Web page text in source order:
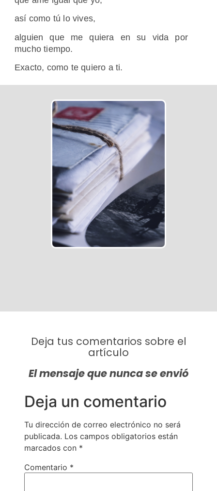
así como tú lo vives,
alguien que me quiera en su vida por
mucho tiempo.
Exacto, como te quiero a ti.
Deja tus comentarios sobre el
artículo
El mensaje que nunca se envió
Deja un comentario
Tu dirección de correo electrónico no será
publicada. Los campos obligatorios están
marcados con *
Comentario *